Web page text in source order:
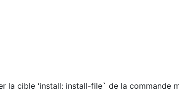
la cible ʻinstall: install-file` de la commande